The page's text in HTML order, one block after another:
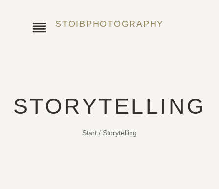
STOIBPHOTOGRAPHY
STORYTELLING
Start / Storytelling